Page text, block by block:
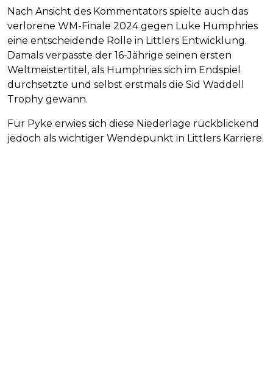
Nach Ansicht des Kommentators spielte auch das
verlorene WM-Finale 2024 gegen Luke Humphries
eine entscheidende Rolle in Littlers Entwicklung.
Damals verpasste der 16-Jährige seinen ersten
Weltmeistertitel, als Humphries sich im Endspiel
durchsetzte und selbst erstmals die Sid Waddell
Trophy gewann.
Für Pyke erwies sich diese Niederlage rückblickend
jedoch als wichtiger Wendepunkt in Littlers Karriere.